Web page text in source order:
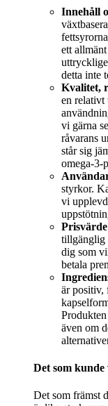
Innehåll
ett
detta inte
Kvalitet,
en relativt
vi gärna
råvarans
står sig
omega-3-
styrkor.
vi
tillgänglig
dig som
betala
är positiv,
även om
Det som
Det som främst